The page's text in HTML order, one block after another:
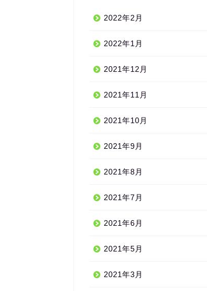
2022年2月
2022年1月
2021年12月
2021年11月
2021年10月
2021年9月
2021年8月
2021年7月
2021年6月
2021年5月
2021年3月